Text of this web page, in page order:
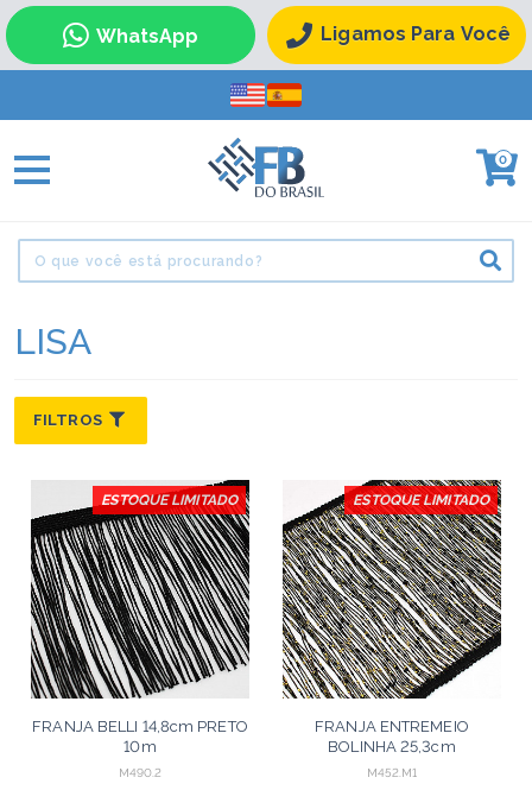
WhatsApp Ligamos Para Você
0
LISA
FILTROS
ESTOQUE LIMITADO
FRANJA BELLI 14,8cm PRETO
10m
M490.2
ESTOQUE LIMITADO
FRANJA ENTREMEIO
BOLINHA 25,3cm
PRETO/OURO 10m
M452.M1